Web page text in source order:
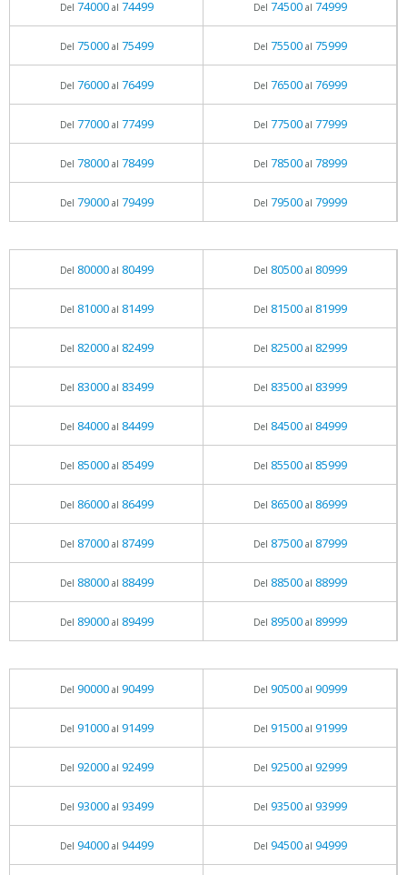
Del 74000al 74499 Del 74500al 74999
Del 75000al 75499 Del 75500al 75999
Del 76000al 76499 Del 76500al 76999
Del 77000al 77499 Del 77500al 77999
Del 78000al 78499 Del 78500al 78999
Del 79000al 79499 Del 79500al 79999
Del 80000al 80499 Del 80500al 80999
Del 81000al 81499 Del 81500al 81999
Del 82000al 82499 Del 82500al 82999
Del 83000al 83499 Del 83500al 83999
Del 84000al 84499 Del 84500al 84999
Del 85000al 85499 Del 85500al 85999
Del 86000al 86499 Del 86500al 86999
Del 87000al 87499 Del 87500al 87999
Del 88000al 88499 Del 88500al 88999
Del 89000al 89499 Del 89500al 89999
Del 90000al 90499 Del 90500al 90999
Del 91000al 91499 Del 91500al 91999
Del 92000al 92499 Del 92500al 92999
Del 93000al 93499 Del 93500al 93999
Del 94000al 94499 Del 94500al 94999